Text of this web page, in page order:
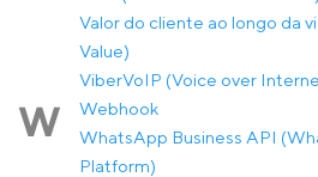
Valor do cliente ao longo da
Value)
ViberVoIP (Voice over
W
Webhook
WhatsApp Business API
Platform)